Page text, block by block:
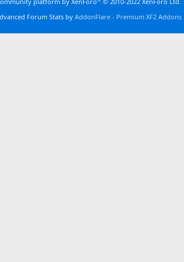
Forum Stats byAddonFlare - Premium XF2 Addons